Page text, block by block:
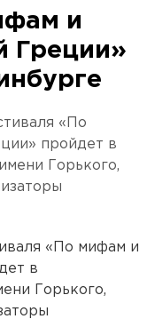
и
Греции»
«По
пройдет в
Горького,
«По мифам и
в
Горького,